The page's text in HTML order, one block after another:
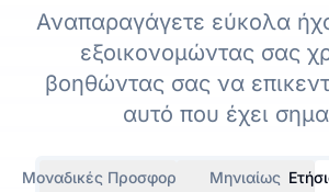
Αναπαραγάγετε εύκολα
εξοικονομώντας σας
βοηθώντας σας να
αυτό που έχει
Μοναδικές Προσφορές Μηνιαίως